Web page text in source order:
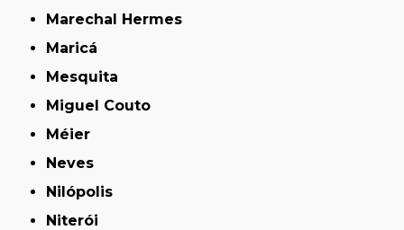
Marechal Hermes
Maricá
Mesquita
Miguel Couto
Méier
Neves
Nilópolis
Niterói